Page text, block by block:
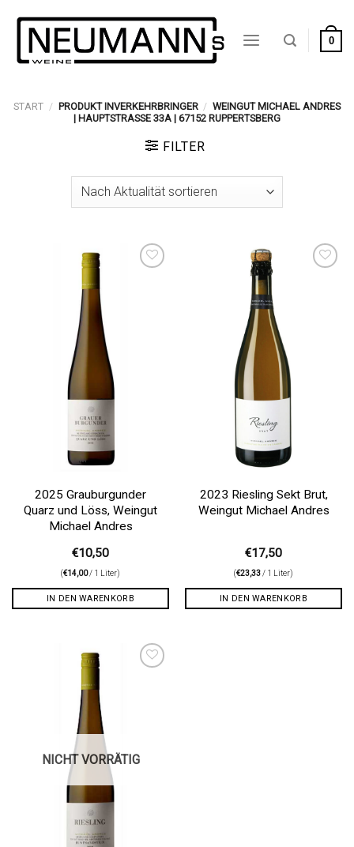
Inhalt
springen
0
START / PRODUKT INVERKEHRBRINGER / WEINGUT MICHAEL ANDRES
| HAUPTSTRASSE 33A | 67152 RUPPERTSBERG
FILTER
2025 Grauburgunder
Quarz und Löss, Weingut
Michael Andres
€10,50
(€14,00/ 1 Liter)
IN DEN WARENKORB
2023 Riesling Sekt Brut,
Weingut Michael Andres
€17,50
(€23,33/ 1 Liter)
IN DEN WARENKORB
NICHT VORRÄTIG